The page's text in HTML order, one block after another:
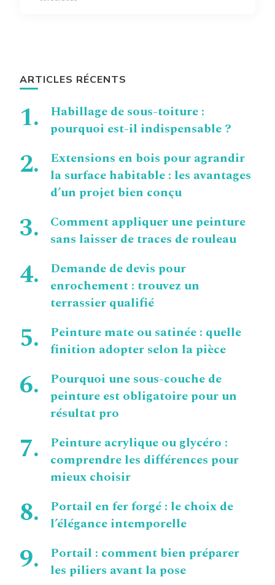
ARTICLES RÉCENTS
Habillage de sous-toiture :
pourquoi est-il indispensable ?
Extensions en bois pour agrandir
la surface habitable : les avantages
d’un projet bien conçu
Comment appliquer une peinture
sans laisser de traces de rouleau
Demande de devis pour
enrochement : trouvez un
terrassier qualifié
Peinture mate ou satinée : quelle
finition adopter selon la pièce
Pourquoi une sous-couche de
peinture est obligatoire pour un
résultat pro
Peinture acrylique ou glycéro :
comprendre les différences pour
mieux choisir
Portail en fer forgé : le choix de
l’élégance intemporelle
Portail : comment bien préparer
les piliers avant la pose